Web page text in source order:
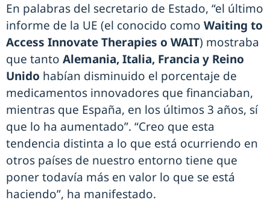
En palabras del secretario de Estado, “el último
informe de la UE (el conocido como Waiting to
Access Innovate Therapies o WAIT) mostraba
que tanto Alemania, Italia, Francia y Reino
Unido habían disminuido el porcentaje de
medicamentos innovadores que financiaban,
mientras que España, en los últimos 3 años, sí
que lo ha aumentado”. “Creo que esta
tendencia distinta a lo que está ocurriendo en
otros países de nuestro entorno tiene que
poner todavía más en valor lo que se está
haciendo”, ha manifestado.